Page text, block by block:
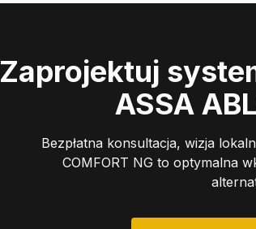
Zaprojektuj
ASSA
Bezpłatna konsultacja, wizja
COMFORT NG to optymalna